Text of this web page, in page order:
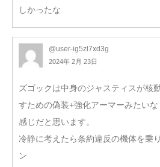
しかったな
@user-ig5zl7xd3g
2024年 2月 23日
ズゴックは中身のジャスティスが核
すための偽装+強化アーマーみたいな
感じだと思います。
冷静に考えたら条約違反の機体を乗
ン